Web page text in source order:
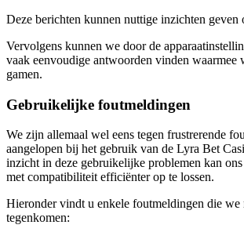
Deze berichten kunnen nuttige inzichten geven
Vervolgens kunnen we door de
vaak eenvoudige antwoorden vinden waarmee
gamen.
Gebruikelijke foutmeldingen
We zijn allemaal wel eens tegen frustrerende
aangelopen bij het gebruik van de Lyra Bet
inzicht in deze gebruikelijke problemen kan
met compatibiliteit efficiënter op te lossen.
Hieronder vindt u enkele foutmeldingen die
tegenkomen: